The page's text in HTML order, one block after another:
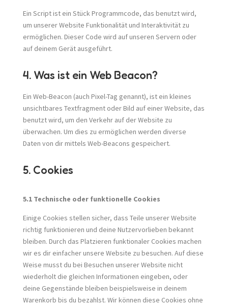
Ein Script ist ein Stück Programmcode, das benutzt wird,
um unserer Website Funktionalität und Interaktivität zu
ermöglichen. Dieser Code wird auf unseren Servern oder
auf deinem Gerät ausgeführt.
4. Was ist ein Web Beacon?
Ein Web-Beacon (auch Pixel-Tag genannt), ist ein kleines
unsichtbares Textfragment oder Bild auf einer Website, das
benutzt wird, um den Verkehr auf der Website zu
überwachen. Um dies zu ermöglichen werden diverse
Daten von dir mittels Web-Beacons gespeichert.
5. Cookies
5.1 Technische oder funktionelle Cookies
Einige Cookies stellen sicher, dass Teile unserer Website
richtig funktionieren und deine Nutzervorlieben bekannt
bleiben. Durch das Platzieren funktionaler Cookies machen
wir es dir einfacher unsere Website zu besuchen. Auf diese
Weise musst du bei Besuchen unserer Website nicht
wiederholt die gleichen Informationen eingeben, oder
deine Gegenstände bleiben beispielsweise in deinem
Warenkorb bis du bezahlst. Wir können diese Cookies ohne